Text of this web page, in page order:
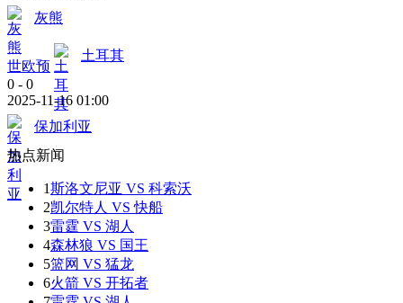
灰熊
世欧预
土耳其
0 - 0
2025-11-16 01:00
保加利亚
热点新闻
1斯洛文尼亚 VS 科索沃
2凯尔特人 VS 快船
3雷霆 VS 湖人
4森林狼 VS 国王
5篮网 VS 猛龙
6火箭 VS 开拓者